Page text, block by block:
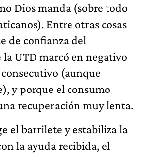
Dios manda (sobre todo
Entre otras cosas
de confianza del
UTD marcó en negativo
(aunque
y porque el consumo
recuperación muy lenta.
el barrilete y estabiliza la
la ayuda recibida, el